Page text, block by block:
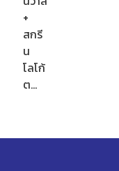
+
สกรี
น
โลโก้
ต…